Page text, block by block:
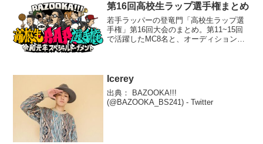
第16回高校生ラップ選手権まとめ
若手ラッパーの登竜門「高校生ラップ選
手権」第16回大会のまとめ。第11~15回
で活躍したMC8名と、オーディションを
Icerey
出典： BAZOOKA!!!
(@BAZOOKA_BS241) - Twitter